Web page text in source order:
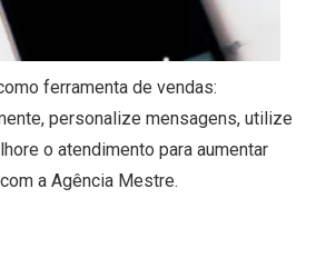
ferramenta de vendas:
personalize mensagens, utilize
o atendimento para aumentar
a Agência Mestre.